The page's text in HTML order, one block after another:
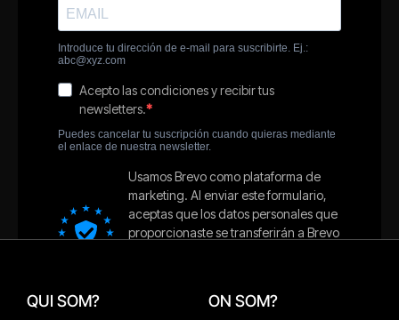
QUI SOM? ON SOM?